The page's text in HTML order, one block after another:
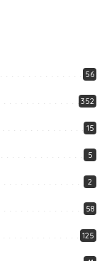
56
352
15
5
2
58
125